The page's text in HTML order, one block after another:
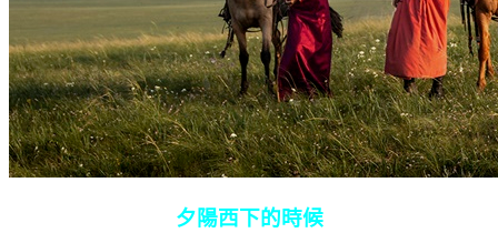
夕陽西下的時候